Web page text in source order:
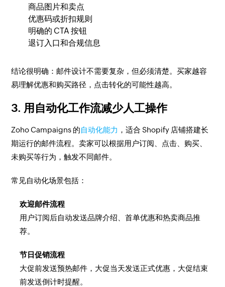
商品图片和卖点
优惠码或折扣规则
明确的 CTA 按钮
退订入口和合规信息
结论很明确：邮件设计不需要复杂，但必须清楚。买家越容
易理解优惠和购买路径，点击转化的可能性越高。
3. 用自动化工作流减少人工操作
Zoho Campaigns 的自动化能力 ，适合 Shopify 店铺搭建长
期运行的邮件流程。卖家可以根据用户订阅、点击、购买、
未购买等行为，触发不同邮件。
常见自动化场景包括：
欢迎邮件流程
用户订阅后自动发送品牌介绍、首单优惠和热卖商品推
荐。
节日促销流程
大促前发送预热邮件，大促当天发送正式优惠，大促结束
前发送倒计时提醒。